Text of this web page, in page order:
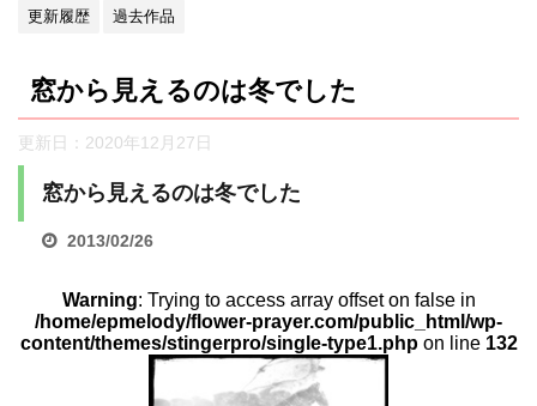
更新履歴 過去作品
窓から見えるのは冬でした
更新日： 2020年12月27日
窓から見えるのは冬でした
2013/02/26
Warning: Trying to access array offset on false in
/home/epmelody/flower-prayer.com/public_html/wp-
content/themes/stingerpro/single-type1.phpon line 132